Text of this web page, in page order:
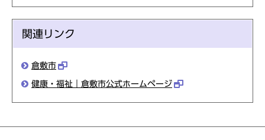
関連リンク
倉敷市
健康・福祉｜倉敷市公式ホームページ